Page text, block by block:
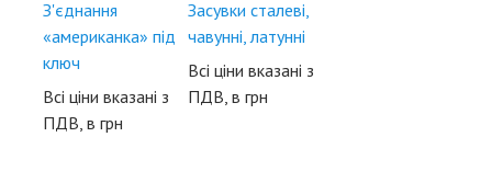
З'єднання
«американка» під
ключ
Всі ціни вказані з
ПДВ, в грн
Засувки сталеві,
чавунні, латунні
Всі ціни вказані з
ПДВ, в грн